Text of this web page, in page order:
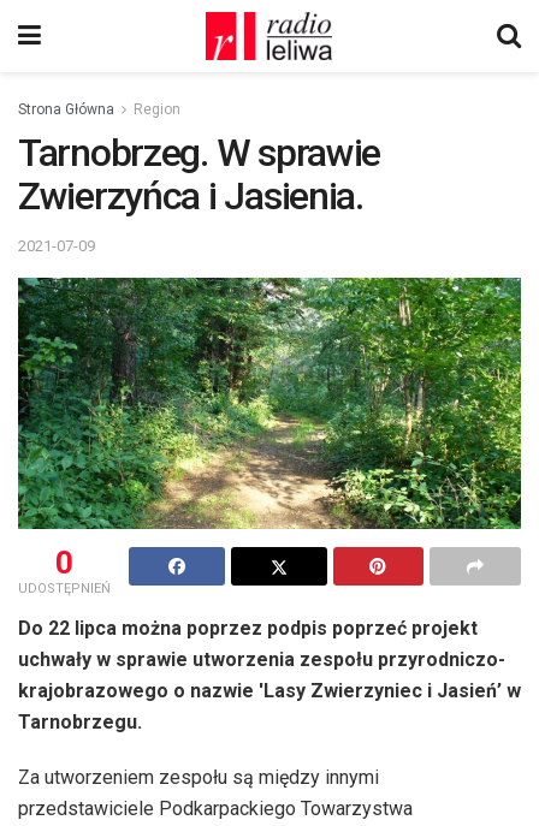
Strona Główna Region
Tarnobrzeg. W sprawie
Zwierzyńca i Jasienia.
2021-07-09
0
UDOSTĘPNIEŃ
Do 22 lipca można poprzez podpis poprzeć projekt
uchwały w sprawie utworzenia zespołu przyrodniczo-
krajobrazowego o nazwie 'Lasy Zwierzyniec i Jasień’ w
Tarnobrzegu.
Za utworzeniem zespołu są między innymi
przedstawiciele Podkarpackiego Towarzystwa